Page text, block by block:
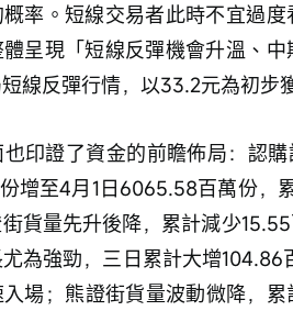
率。短線交易者此時不宜過
呈現「短線反彈機會升溫、
線反彈行情，以33.2元為初步
印證了資金的前瞻佈局：認
增至4月1日6065.58百萬份，
貨量先升後降，累計減少
為強勁，三日累計大增
場；熊證街貨量波動微降，